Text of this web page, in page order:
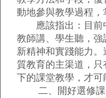
動地參與教學過程，
應該指出：目前中
教師講、學生聽，強
新精神和實踐能力
質教育的主渠道，只
下的課堂教學，才可
二、開好選修課